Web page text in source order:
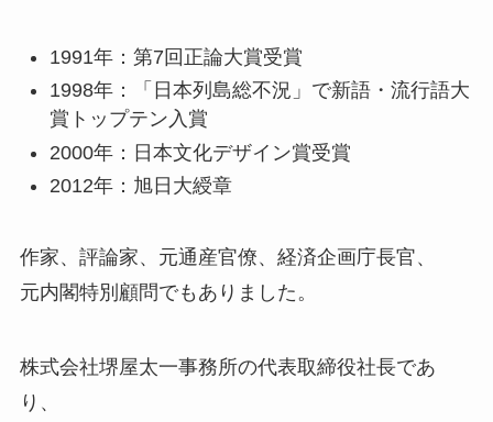
1991年：第7回正論大賞受賞
1998年：「日本列島総不況」で新語・流行語大
賞トップテン入賞
2000年：日本文化デザイン賞受賞
2012年：旭日大綬章
作家、評論家、元通産官僚、経済企画庁長官、
元内閣特別顧問でもありました。
株式会社堺屋太一事務所の代表取締役社長であ
り、